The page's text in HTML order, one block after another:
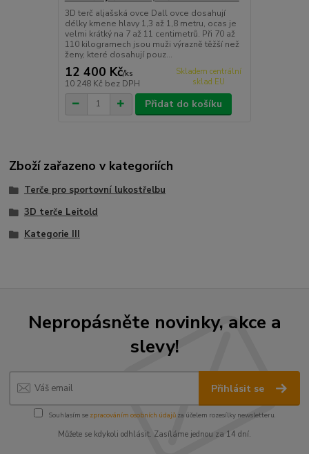
3D terč aljašská ovce Dall ovce dosahují
délky kmene hlavy 1,3 až 1,8 metru, ocas je
velmi krátký na 7 až 11 centimetrů. Při 70 až
110 kilogramech jsou muži výrazně těžší než
ženy, které dosahují pouz...
12 400 Kč/ks
10 248 Kč bez DPH
Skladem centrální
sklad EU
Přidat do košíku
Zboží zařazeno v kategoriích
Terče pro sportovní lukostřelbu
3D terče Leitold
Kategorie III
Nepropásněte novinky, akce a
slevy!
Přihlásit se
Souhlasím se zpracováním osobních údajůza účelem rozesílky newsletteru.
Můžete se kdykoli odhlásit. Zasíláme jednou za 14 dní.